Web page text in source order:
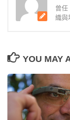
曾任
織與
YOU MAY